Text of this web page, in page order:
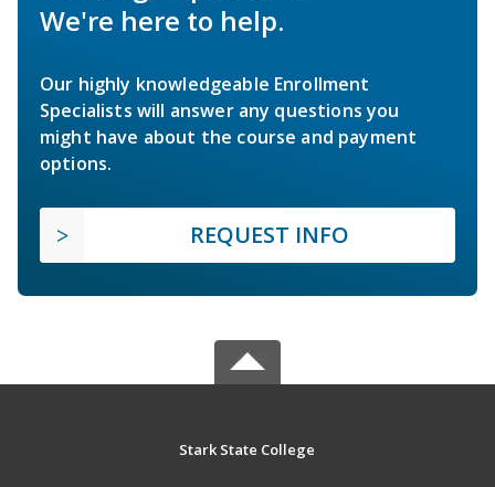
We're here to help.
Our highly knowledgeable Enrollment
Specialists will answer any questions you
might have about the course and payment
options.
REQUEST INFO
Stark State College